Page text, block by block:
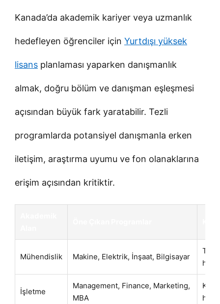
Kanada’da akademik kariyer veya uzmanlık
hedefleyen öğrenciler için Yurtdışı yüksek
lisans planlaması yaparken danışmanlık
almak, doğru bölüm ve danışman eşleşmesi
açısından büyük fark yaratabilir. Tezli
programlarda potansiyel danışmanla erken
iletişim, araştırma uyumu ve fon olanaklarına
erişim açısından kritiktir.
Mühendislik Makine, Elektrik, İnşaat, Bilgisayar
İşletme
Management, Finance, Marketing,
MBA